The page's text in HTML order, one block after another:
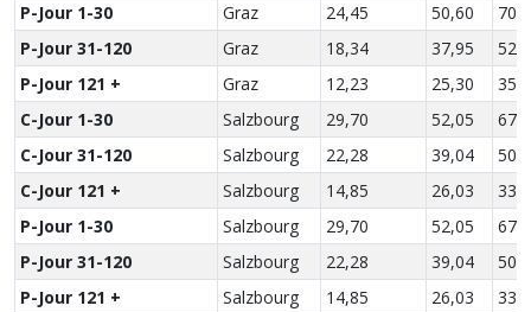
P-Jour 1-30
Graz 24,45 50,60
P-Jour 31-120
Graz 18,34 37,95
P-Jour 121 +
Graz 12,23 25,30
C-Jour 1-30
Salzbourg 29,70 52,05
C-Jour 31-120
Salzbourg 22,28 39,04
C-Jour 121 +
Salzbourg 14,85 26,03
P-Jour 1-30
Salzbourg 29,70 52,05
P-Jour 31-120
Salzbourg 22,28 39,04
P-Jour 121 +
Salzbourg 14,85 26,03